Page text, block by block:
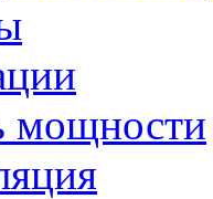
мощности